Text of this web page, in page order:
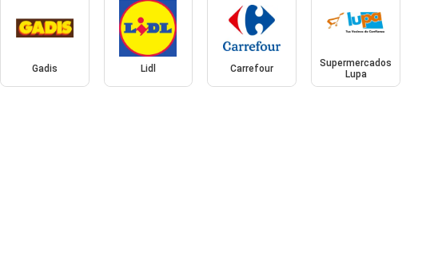
Gadis Lidl Carrefour
Supermercados
Lupa